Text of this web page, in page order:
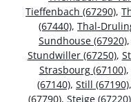
Tieffenbach (67290),
(67440), Thal-
Sundhouse (67920),
Stundwiller (67250),
Strasbourg (67100),
(67140), Still (67190),
(67790), Steige (67220)